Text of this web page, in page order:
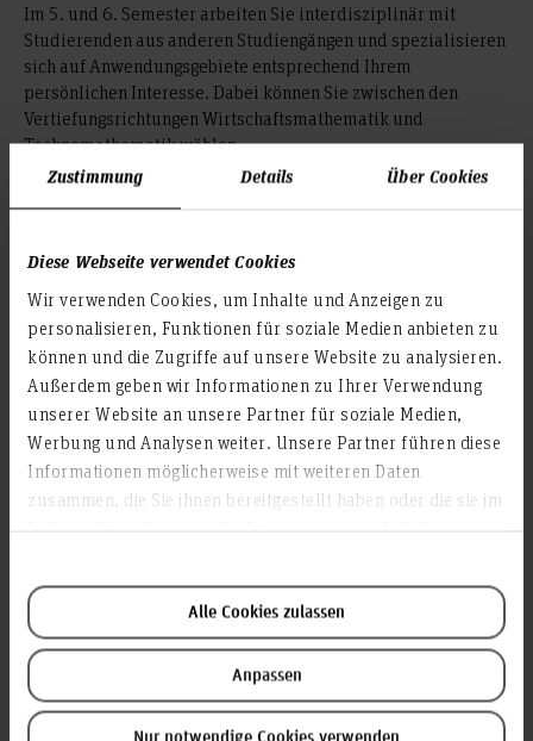
Zustimmung Details Über Cookies
Diese Webseite verwendet Cookies
Wir verwenden Cookies, um Inhalte und Anzeigen zu
personalisieren, Funktionen für soziale Medien anbieten zu
können und die Zugriffe auf unsere Website zu analysieren.
Außerdem geben wir Informationen zu Ihrer Verwendung
unserer Website an unsere Partner für soziale Medien,
Werbung und Analysen weiter. Unsere Partner führen diese
Informationen möglicherweise mit weiteren Daten
zusammen, die Sie ihnen bereitgestellt haben oder die sie im
Alle Cookies zulassen
Anpassen
Im 5. und 6. Semester arbeiten Sie interdisziplinär mit
Studierenden aus anderen Studiengängen und spezialisieren
sich auf Anwendungsgebiete entsprechend Ihrem
persönlichen Interesse. Dabei können Sie zwischen den
Vertiefungsrichtungen Wirtschaftsmathematik und
Technomathematik wählen.
Im 7. Semester schließlich bereiten Sie sich optimal auf den
direkten Berufseinstieg vor: mit einem betrieblichen
Unternehmen aus der Region Hannover – und einer
anwendungsorientierten Bachelorarbeit.